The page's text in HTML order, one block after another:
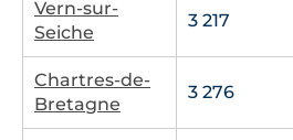
Vern-sur-
Seiche
3 217
Chartres-de-
Bretagne
3 276